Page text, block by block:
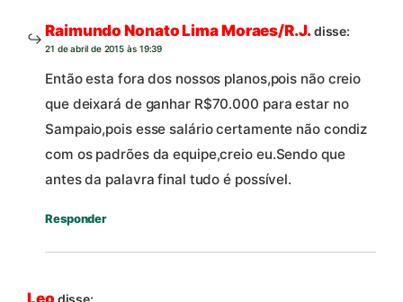
Raimundo Nonato Lima Moraes/R.J.disse:
21 de abril de 2015 às 19:39
Então esta fora dos nossos planos,pois não creio
que deixará de ganhar R$70.000 para estar no
Sampaio,pois esse salário certamente não condiz
com os padrões da equipe,creio eu.Sendo que
antes da palavra final tudo é possível.
Responder
Leo disse: